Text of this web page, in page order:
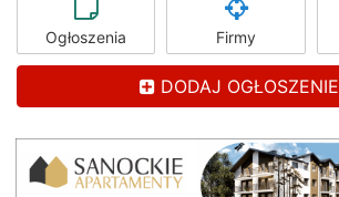
Ogłoszenia Firmy
DODAJ OGŁOSZENIE